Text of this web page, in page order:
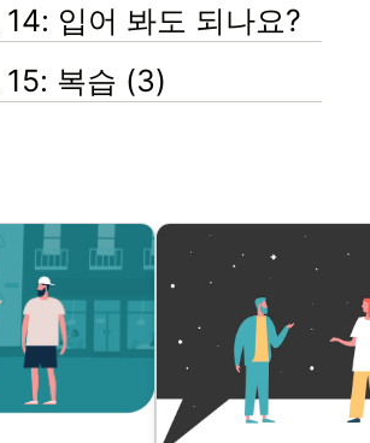
입어 봐도 되나요?
복습 (3)